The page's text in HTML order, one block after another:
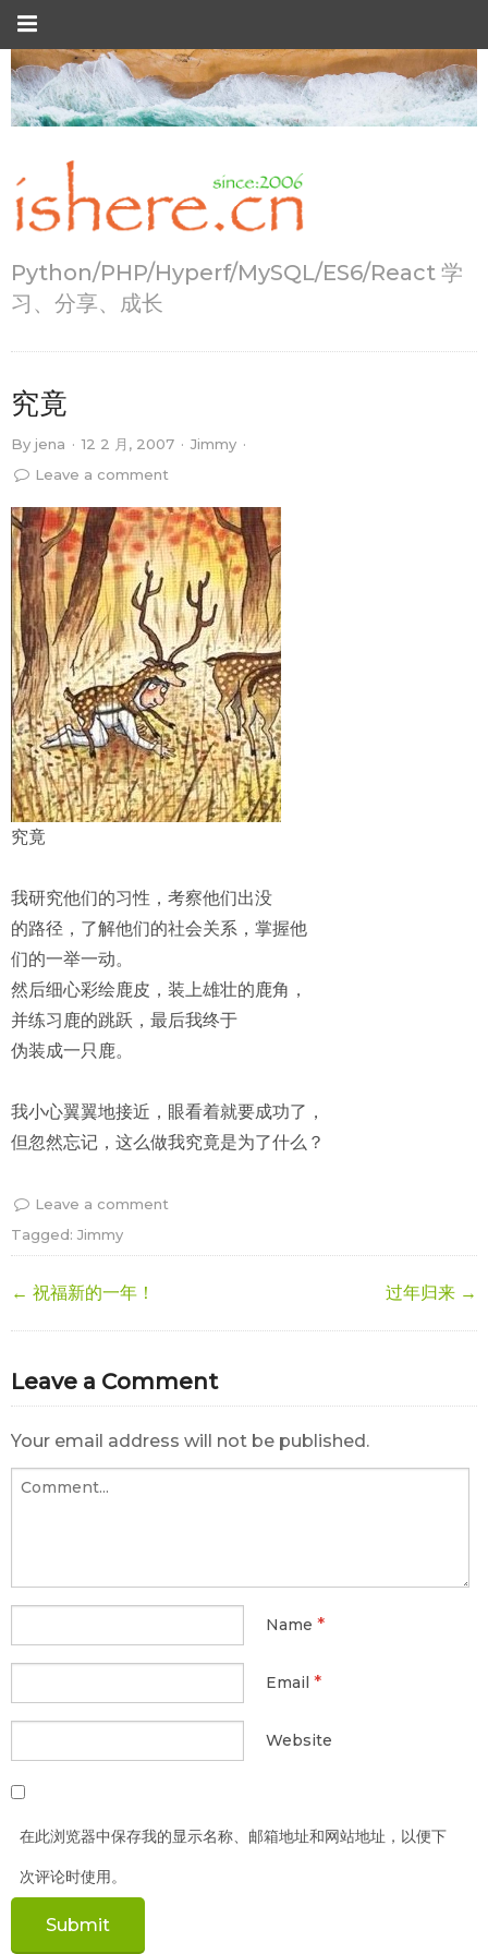
Python/PHP/Hyperf/MySQL/ES6/React 学
习、分享、成长
究竟
By jena · 12 2 月, 2007 · Jimmy ·
Leave a comment
究竟
我研究他们的习性，考察他们出没
的路径，了解他们的社会关系，掌握他
们的一举一动。
然后细心彩绘鹿皮，装上雄壮的鹿角，
并练习鹿的跳跃，最后我终于
伪装成一只鹿。
我小心翼翼地接近，眼看着就要成功了，
但忽然忘记，这么做我究竟是为了什么？
Leave a comment
Tagged: Jimmy
← 祝福新的一年！ 过年归来 →
Leave a Comment
Your email address will not be published.
Name *
Email *
Website
在此浏览器中保存我的显示名称、邮箱地址和网站地址，以便下
次评论时使用。